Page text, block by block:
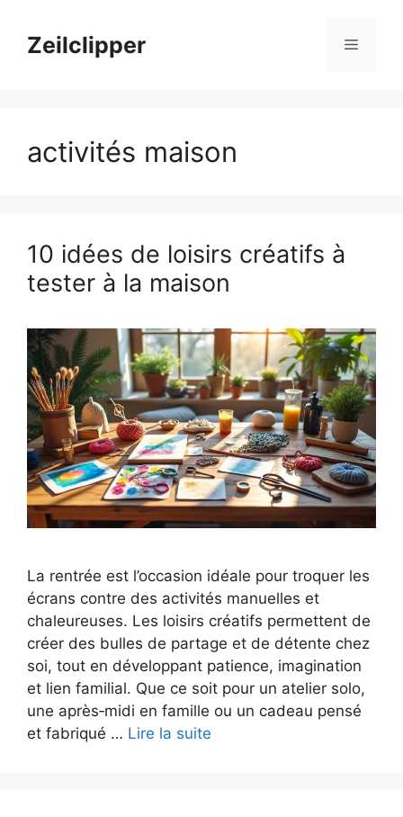
contenuZeilclipper Menu
activités maison
10 idées de loisirs créatifs à
tester à la maison
La rentrée est l’occasion idéale pour troquer les
écrans contre des activités manuelles et
chaleureuses. Les loisirs créatifs permettent de
créer des bulles de partage et de détente chez
soi, tout en développant patience, imagination
et lien familial. Que ce soit pour un atelier solo,
une après‑midi en famille ou un cadeau pensé
et fabriqué … Lire la suite